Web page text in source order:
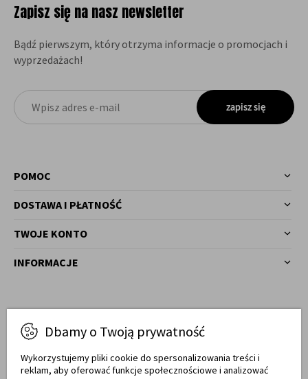
Zapisz się na nasz newsletter
Bądź pierwszym, który otrzyma informacje o promocjach i
wyprzedażach!
zapisz się
POMOC
DOSTAWA I PŁATNOŚĆ
TWOJE KONTO
INFORMACJE
Masz pytania?
Zadzwoń! 77 540 78 03
Dbamy o Twoją prywatność
Wykorzystujemy pliki cookie do spersonalizowania treści i
reklam, aby oferować funkcje społecznościowe i analizować